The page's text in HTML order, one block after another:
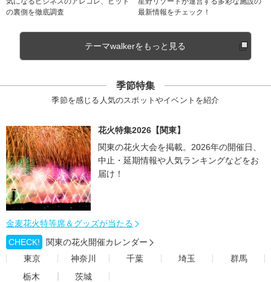
の裏側を徹底調査
最新情報をチェック！
テーマwalkerをもっと見る
季節特集
季節を感じる人気のスポットやイベントを紹介
花火特集2026【関東】
関東の花火大会を掲載。2026年の開催日、
中止・延期情報や人気ランキングなどをお
届け！
金麦花火特等席＆グッズが当たる
CHECK!
関東の花火開催カレンダー
東京
神奈川 千葉 埼玉
群馬
栃木
茨城